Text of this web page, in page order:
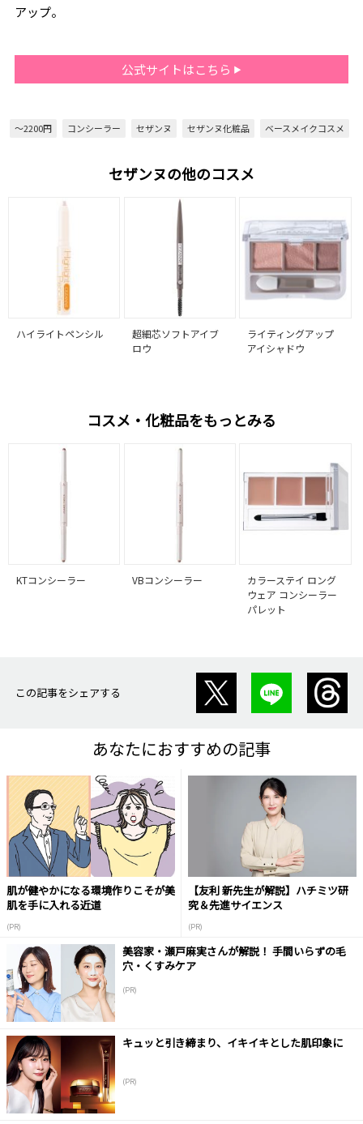
アップ。
公式サイトはこちら
～2200円 コンシーラー セザンヌ セザンヌ化粧品 ベースメイクコスメ
セザンヌの他のコスメ
ハイライトペンシル
超細芯ソフトアイブ
ロウ
ライティングアップ
アイシャドウ
コスメ・化粧品をもっとみる
KTコンシーラー VBコンシーラー
カラーステイ ロング
ウェア コンシーラー
パレット
この記事をシェアする
あなたにおすすめの記事
肌が健やかになる環境作りこそが美
肌を手に入れる近道
(PR)
【友利 新先生が解説】ハチミツ研
究＆先進サイエンス
(PR)
美容家・瀬戸麻実さんが解説！ 手間いらずの毛
穴・くすみケア
(PR)
キュッと引き締まり、イキイキとした肌印象に
(PR)